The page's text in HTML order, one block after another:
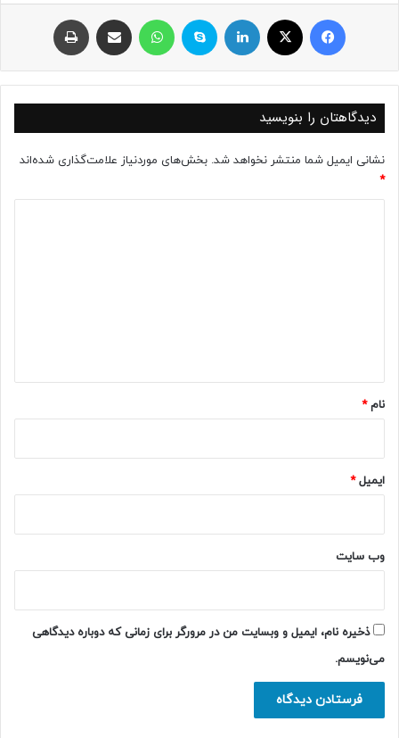
فیسبوک ایکس لینکداین اسکایپ اشتراک با ایمیل
دیدگاهتان را بنویسید
نشانی ایمیل شما منتشر نخواهد شد. بخش‌های موردنیاز علامت‌گذاری شده‌اند
*
نام*
ایمیل*
وب‌ سایت
ذخیره نام، ایمیل و وبسایت من در مرورگر برای زمانی که دوباره دیدگاهی
می‌نویسم.